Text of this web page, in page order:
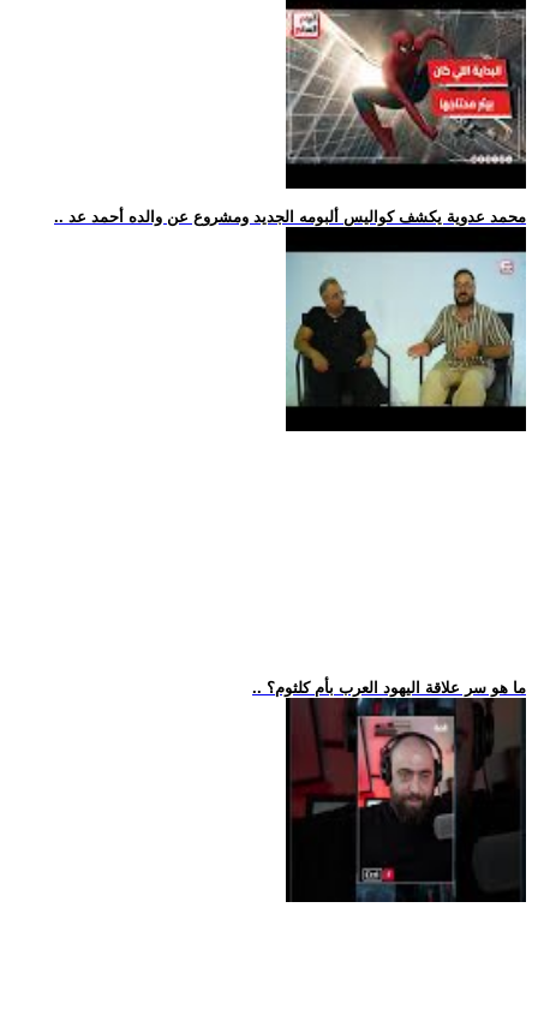
.. محمد عدوية يكشف كواليس ألبومه الجديد ومشروع عن والده أحمد عد
.. ما هو سر علاقة اليهود العرب بأم كلثوم؟